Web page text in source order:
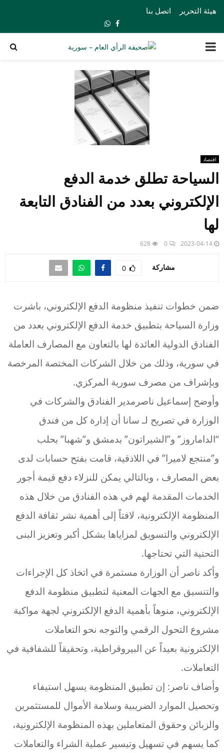
هيئة التحرير اتصل بنا
Facebook
Whatsapp
PRIMARY
اقتصاد
السياحة تطلق خدمة الدفع
الإلكتروني بعدد من الفنادق التابعة
لها
2023-04-14
0
628
مشاركة 0
ضمن خطوات تنفيذ منظومة الدفع الإلكتروني، باشرت
وزارة السياحة بتطبيق خدمة الدفع الإلكتروني بعدد من
الفنادق الدولية العائدة لها بالتعاون مع المصارف العاملة
في سورية، وذلك من خلال الشركات المختصة المرخصة
وبإشراف من مصرف سورية المركزي.
وأوضح إسماعيل ناصرمدير الفنادق والشركات في
الوزارة في تصريح لـ سانا أن إدارة كل من فندق
“الداماروز” و”الشيراتون” بدمشق و”شهبا” بحلب
و”منتجع لاميرا” في اللاذقية، قامت بفتح حسابات لدى
بعض المصارف ، وبالتالي يمكن للنزلاء دفع قيمة أجور
الخدمات المقدمة لهم في هذه الفنادق من خلال هذه
المنظومة الإلكترونية، لافتاً إلى أهمية نشر ثقافة الدفع
الإلكتروني والتسويق لمزاياها بشكل أكبر وتعزيز البنى
التحتية التي تحتاجها.
وأكد ناصر أن الوزارة مستمرة في اتخاذ كل الإجراءات
والتنسيق مع الجهات المعنية لتطبيق منظومة الدفع
الإلكتروني، منوهاً بأهمية الدفع الإلكتروني لجهة مواكبة
مشروع التحول الرقمي والتوجه نحو التعاملات
الإلكترونية بعيداً عن البيروقراطية، وتحقيقاً للشفافية في
التعاملات.
وأضاف ناصر: إن تطبيق المنظومة يسهل استيفاء
وتحصيل الموارد الضريبية وسلامة الأموال للمستثمرين
والزبائن وحقوق المتعاملين بهذه المنظومة الإلكترونية،
كما يسهم في تسهيل وتيسير عملية الشراء والتعاملات